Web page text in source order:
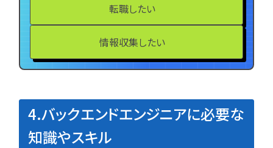
転職したい
情報収集したい
4.バックエンドエンジニアに必要な
知識やスキル